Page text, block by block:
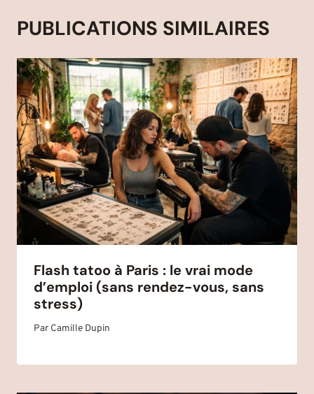
PUBLICATIONS SIMILAIRES
Flash tatoo à Paris : le vrai mode
d’emploi (sans rendez-vous, sans
stress)
Par Camille Dupin